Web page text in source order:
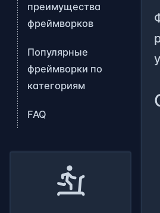
преимущества
фреймворков
Популярные
фреймворки по
категориям
FAQ